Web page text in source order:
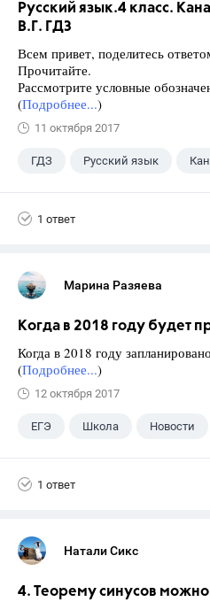
Русский язык.4 класс.
В.Г. ГДЗ
Всем привет, поделитесь
Прочитайте.
Рассмотрите условные
(Подробнее...)
11 октября 2017
ГДЗ Русский язык
1 ответ
Марина Разяева
Когда в 2018 году будет
Когда в 2018 году
(Подробнее...)
12 октября 2017
ЕГЭ Школа Новости
1 ответ
Натали Сикс
4. Теорему синусов можно